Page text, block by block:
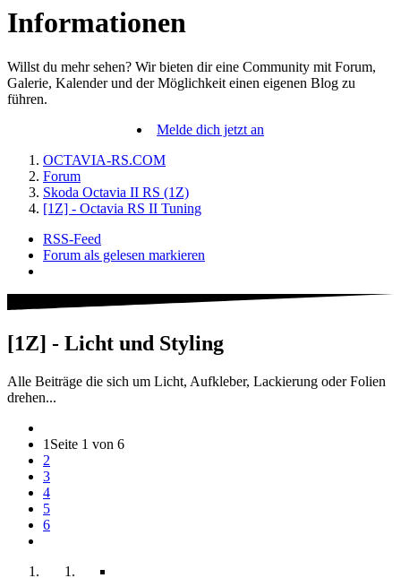
Informationen
Willst du mehr sehen? Wir bieten dir eine Community mit Forum,
Galerie, Kalender und der Möglichkeit einen eigenen Blog zu
führen.
Melde dich jetzt an
OCTAVIA-RS.COM
Forum
Skoda Octavia II RS (1Z)
[1Z] - Octavia RS II Tuning
RSS-Feed
Forum als gelesen markieren
[1Z] - Licht und Styling
Alle Beiträge die sich um Licht, Aufkleber, Lackierung oder Folien
drehen...
1 Seite 1 von 6
2
3
4
5
6